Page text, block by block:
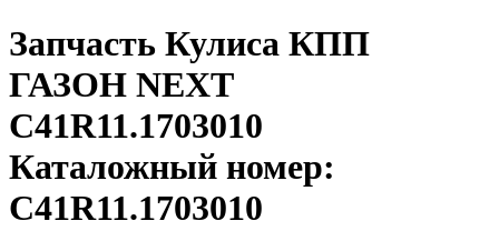
Запчасть Кулиса КПП
ГАЗОН NEXT
C41R11.1703010
Каталожный номер:
C41R11.1703010